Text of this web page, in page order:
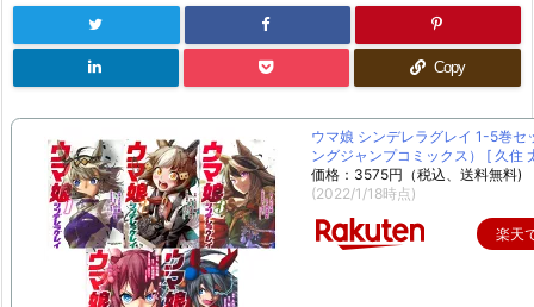
Copy
ウマ娘 シンデレラグレイ 1-5巻セ
ングジャンプコミックス） [ 久住
価格：3575円（税込、送料無料)
(2022/1/18時点)
楽天